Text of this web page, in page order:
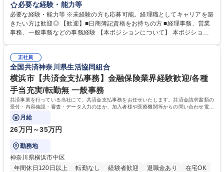
力・確認業務からスタートし、既存メンバーと一緒に業務を進めながら段
階的に経理知識を身につけていただきます。 【具体的には】 ■社内稟議に
基づく仕訳入力 ■月末の振込業務 ■明細作成 ■伝票処理、記帳業務 ■既存
メンバーの業務サポート 【将来的には】 ■月次決算補助 ■四半期・年次決
想定です。 募集職種 未経験歓迎【経理/みなとみらい】プライム上場/残業
ほぼなし/年休123日
必要な経験・能力等
必要な経験・能力等 ※未経験の方も応募可能。経理職としてキャリアを築
きたい方は歓迎◎ 【歓迎】■日商簿記資格をお持ちの方 ■経理事務、営業
事務、一般事務などの事務経験 【本ポジションについて】 本ポジション
当し、3～5年をかけて月次決算・四半期決算・開示資料作成補助などへス
テップアップできます。また、残業は通常月ほぼなく、決算月でも10時間
未満のため、無理なく経理として専門性を身につけられる環境です。 学
歴・資格 学歴：大学院 大学 高専 短大 専修学校 高校 語学力： 資格：日商
簿記検定1級 日商簿記検定2級
正社員
全国共済神奈川県生活協同組合
横浜市【共済金支払事務】金融保険業界経験歓迎/各種
手当充実/転勤無 一般事務
共済事業を行っている当社にて、共済金支払事務をお任せいたします。共済金請求書類の
受付・内容確認・審査・データ入力のほか、加入者様や医療機関等からの問い合わせ電話
対応や書類発送等を担当します。
月給
26万円～35万円
勤務地
神奈川県横浜市中区
年間休日120日以上
転勤なし 経験者歓迎 退職金あり
在宅OK